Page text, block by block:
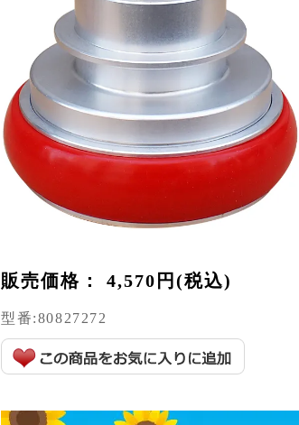
販売価格： 4,570円(税込)
型番:80827272